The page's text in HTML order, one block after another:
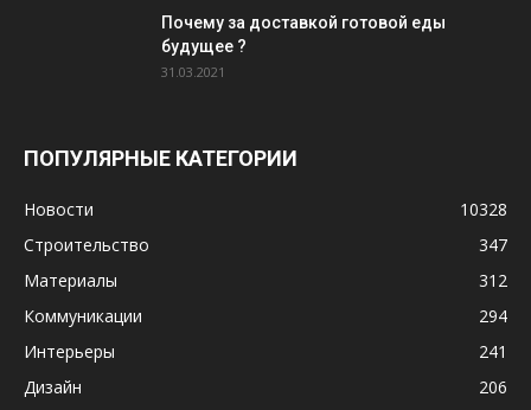
Почему за доставкой готовой еды
будущее ?
31.03.2021
ПОПУЛЯРНЫЕ КАТЕГОРИИ
Новости
10328
Строительство
347
Материалы
312
Коммуникации
294
Интерьеры
241
Дизайн
206